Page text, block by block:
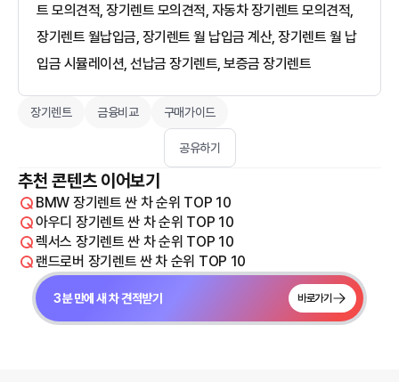
트 모의견적, 장기렌트 모의견적, 자동차 장기렌트 모의견적,
장기렌트 월납입금, 장기렌트 월 납입금 계산, 장기렌트 월 납
입금 시뮬레이션, 선납금 장기렌트, 보증금 장기렌트
장기렌트 금융비교 구매가이드
공유하기
추천 콘텐츠 이어보기
BMW 장기렌트 싼 차 순위 TOP 10
아우디 장기렌트 싼 차 순위 TOP 10
렉서스 장기렌트 싼 차 순위 TOP 10
랜드로버 장기렌트 싼 차 순위 TOP 10
3분 만에 새 차 견적받기 바로가기